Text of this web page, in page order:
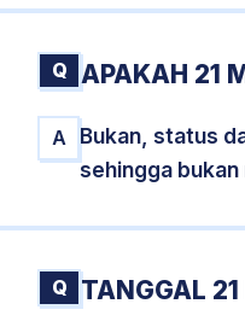
Q APAKAH 21
A
Bukan, status
sehingga
Q TANGGAL